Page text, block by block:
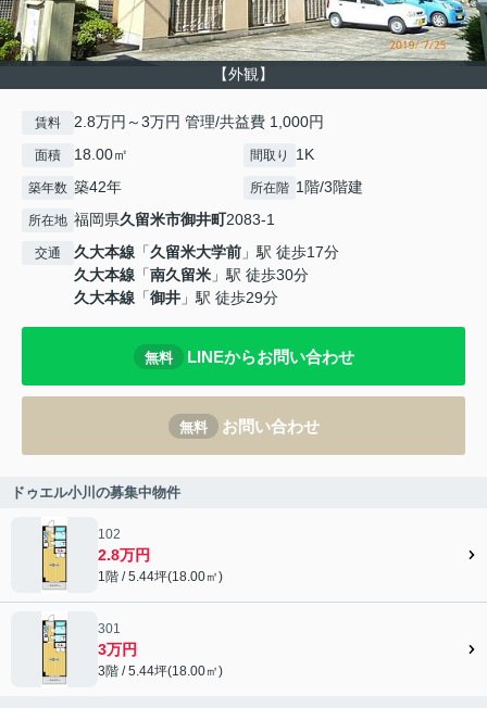
【外観】
賃料 2.8万円～3万円 管理/共益費 1,000円
面積 18.00㎡ 間取り 1K
築年数 築42年 所在階 1階/3階建
所在地 福岡県久留米市御井町2083-1
交通 久大本線 「久留米大学前 」駅 徒歩17分
久大本線 「南久留米 」駅 徒歩30分
久大本線 「御井 」駅 徒歩29分
無料 LINEからお問い合わせ
無料 お問い合わせ
ドゥエル小川の募集中物件
102
2.8万円
1階 / 5.44坪(18.00㎡)
301
3万円
3階 / 5.44坪(18.00㎡)